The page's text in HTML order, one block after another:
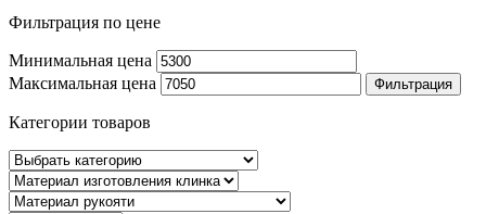
Фильтрация по цене
Минимальная цена
Максимальная цена
Фильтрация
Категории товаров